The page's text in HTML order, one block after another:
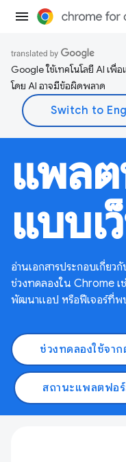
Google ใช้เทคโนโลยี AI เพื่
โดย AI อาจมีข้อผิดพลาด
แพล
แบบเ
อ่านเอกสารประกอบเกี่ย
ช่วงทดลองใน Chrome
พัฒนาแอป หรือฟีเจอร์ที่พ
ช่วงทดลองใช้จา
สถานะแพลตฟอ